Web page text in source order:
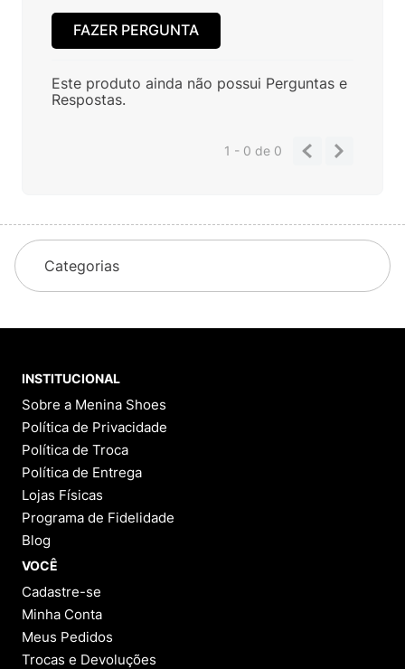
FAZER PERGUNTA
Este produto ainda não possui Perguntas e
Respostas.
1 - 0de 0
Categorias
INSTITUCIONAL
Sobre a Menina Shoes
Política de Privacidade
Política de Troca
Política de Entrega
Lojas Físicas
Programa de Fidelidade
Blog
VOCÊ
Cadastre-se
Minha Conta
Meus Pedidos
Trocas e Devoluções